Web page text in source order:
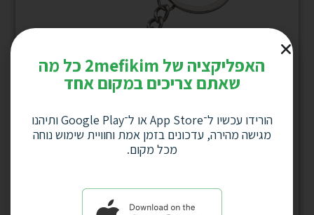
מחזיק מפתחות מלבני “תפילת הדרך” עם
האפליקציה של 2mefikim כל מה
שאתם צריכים במקום אחד
הורידו עכשיו ל־App Store או ל־Google Play ותיהנו
מגישה מהירה, עדכונים בזמן אמת וחוויית שימוש נוחה
מכל מקום.